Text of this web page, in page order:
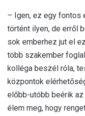
– Igen, ez egy fontos
történt ilyen, de erről
sok emberhez jut el
több szakember
kolléga beszél róla,
központok
előbb-utóbb beérik
élem meg, hogy